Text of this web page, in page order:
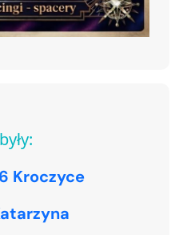
Kroczyce